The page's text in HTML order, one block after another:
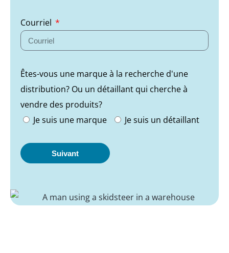
Courriel
Êtes-vous une marque à la recherche d'une
distribution? Ou un détaillant qui cherche à
vendre des produits?
Je suis une marque
Je suis un détaillant
Suivant